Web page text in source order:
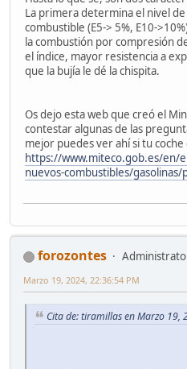
La primera determina el nivel
combustible (E5-> 5%, E10-
la combustión por compresión
el índice, mayor resistencia a
que la bujía le dé la chispita.
Os dejo esta web que creó el
contestar algunas de las
mejor puedes ver ahí si tu
https://www.miteco.gob.es/en/
nuevos-combustibles/
forozontes
Marzo 19, 2024, 22:36:54 PM
Cita de: tiramillas en Marzo 19,